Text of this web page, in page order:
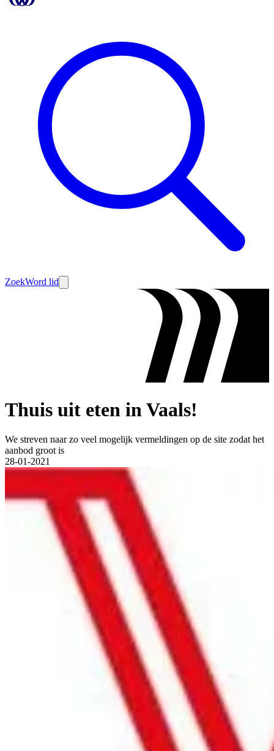
ZoekWord lid
Thuis uit eten in Vaals!
We streven naar zo veel mogelijk vermeldingen op de site zodat het
aanbod groot is
28-01-2021